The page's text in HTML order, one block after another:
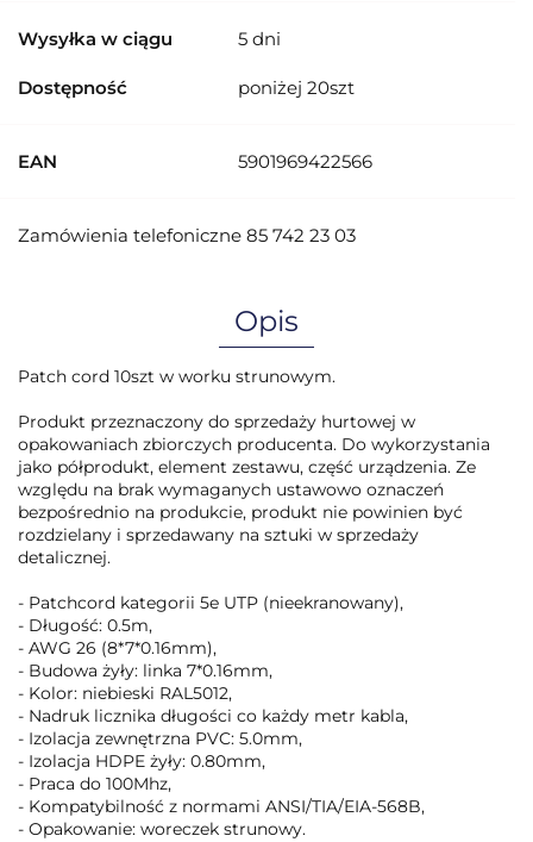
Wysyłka w ciągu 5 dni
Dostępność poniżej 20szt
EAN 5901969422566
Zamówienia telefoniczne 85 742 23 03
Opis
Patch cord 10szt w worku strunowym.
Produkt przeznaczony do sprzedaży hurtowej w
opakowaniach zbiorczych producenta. Do wykorzystania
jako półprodukt, element zestawu, część urządzenia. Ze
względu na brak wymaganych ustawowo oznaczeń
bezpośrednio na produkcie, produkt nie powinien być
rozdzielany i sprzedawany na sztuki w sprzedaży
detalicznej.
- Patchcord kategorii 5e UTP (nieekranowany),
- Długość: 0.5m,
- AWG 26 (8*7*0.16mm),
- Budowa żyły: linka 7*0.16mm,
- Kolor: niebieski RAL5012,
- Nadruk licznika długości co każdy metr kabla,
- Izolacja zewnętrzna PVC: 5.0mm,
- Izolacja HDPE żyły: 0.80mm,
- Praca do 100Mhz,
- Kompatybilność z normami ANSI/TIA/EIA-568B,
- Opakowanie: woreczek strunowy.